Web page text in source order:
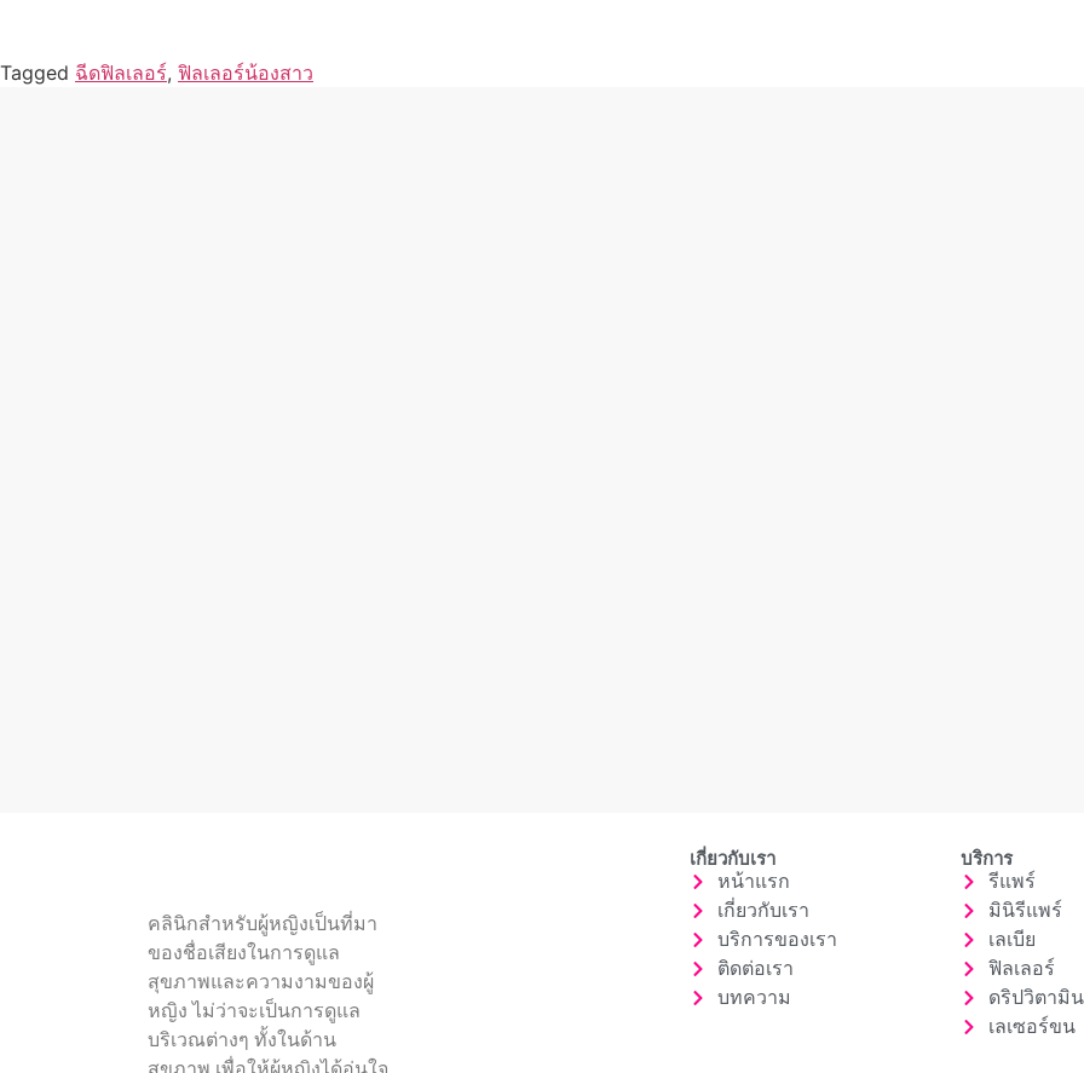
Tagged ฉีดฟิลเลอร์, ฟิลเลอร์น้องสาว
คลินิกสำหรับผู้หญิงเป็นที่มา
ของชื่อเสียงในการดูแล
สุขภาพและความงามของผู้
หญิง ไม่ว่าจะเป็นการดูแล
บริเวณต่างๆ ทั้งในด้าน
สุขภาพ เพื่อให้ผู้หญิงได้อุ่นใจ
เกี่ยวกับเรา
หน้าแรก
เกี่ยวกับเรา
บริการของเรา
ติดต่อเรา
บทความ
บริการ
รีแพร์
มินิรีแพร์
เลเบีย
ฟิลเลอร์
ดริปวิตามิน
เลเซอร์ขน